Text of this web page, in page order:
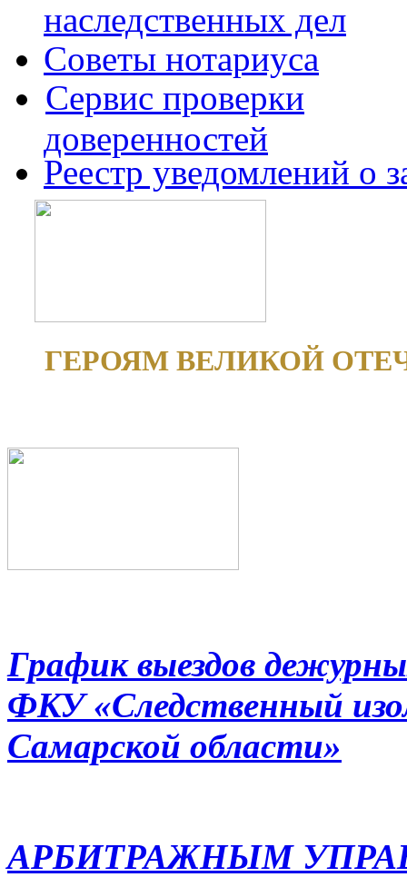
наследственных дел
Советы нотариуса
Сервис проверки
доверенностей
Реестр уведомлений о
ГЕРОЯМ ВЕЛИКОЙ
График выездов
ФКУ «Следственный
Самарской области»
АРБИТРАЖНЫМ